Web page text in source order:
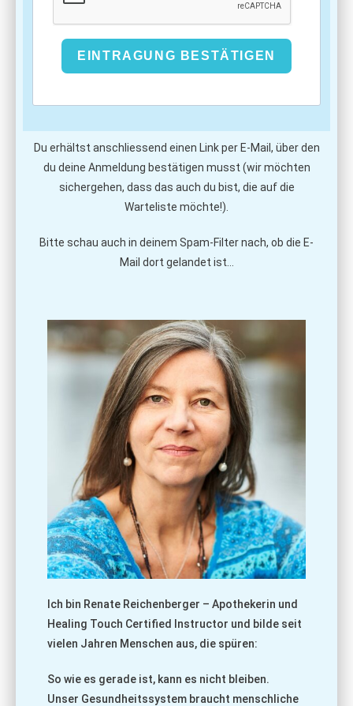
EINTRAGUNG BESTÄTIGEN
Du erhältst anschliessend einen Link per E-Mail, über den
du deine Anmeldung bestätigen musst (wir möchten
sichergehen, dass das auch du bist, die auf die
Warteliste möchte!).
Bitte schau auch in deinem Spam-Filter nach, ob die E-
Mail dort gelandet ist…
Ich bin Renate Reichenberger – Apothekerin und
Healing Touch Certified Instructor und bilde seit
vielen Jahren Menschen aus, die spüren:
So wie es gerade ist, kann es nicht bleiben.
Unser Gesundheitssystem braucht menschliche